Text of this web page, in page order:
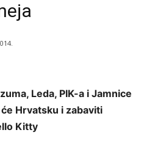
Leda, PIK-a i Jamnice
Hrvatsku i zabaviti
Kitty